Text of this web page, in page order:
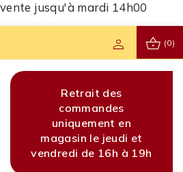
jusqu'à mardi 14h00
shopping_basket (0)
person
Retrait des
commandes
uniquement en
magasin le jeudi et
vendredi de 16h à 19h